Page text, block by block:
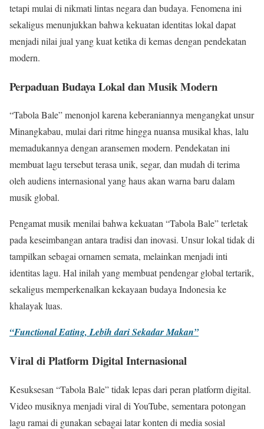
tetapi mulai di nikmati lintas negara dan budaya. Fenomena ini
sekaligus menunjukkan bahwa kekuatan identitas lokal dapat
menjadi nilai jual yang kuat ketika di kemas dengan pendekatan
modern.
Perpaduan Budaya Lokal dan Musik Modern
“Tabola Bale” menonjol karena keberaniannya mengangkat unsur
Minangkabau, mulai dari ritme hingga nuansa musikal khas, lalu
memadukannya dengan aransemen modern. Pendekatan ini
membuat lagu tersebut terasa unik, segar, dan mudah di terima
oleh audiens internasional yang haus akan warna baru dalam
musik global.
Pengamat musik menilai bahwa kekuatan “Tabola Bale” terletak
pada keseimbangan antara tradisi dan inovasi. Unsur lokal tidak di
tampilkan sebagai ornamen semata, melainkan menjadi inti
identitas lagu. Hal inilah yang membuat pendengar global tertarik,
sekaligus memperkenalkan kekayaan budaya Indonesia ke
khalayak luas.
“Functional Eating, Lebih dari Sekadar Makan”
Viral di Platform Digital Internasional
Kesuksesan “Tabola Bale” tidak lepas dari peran platform digital.
Video musiknya menjadi viral di YouTube, sementara potongan
lagu ramai di gunakan sebagai latar konten di media sosial